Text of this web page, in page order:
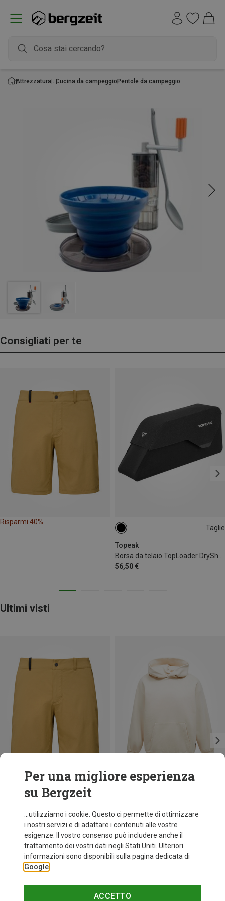
Attrezzatura Cucina da campeggioPentole da campeggio
Consigliati per te
Risparmi 40%
Taglie
Topeak
56,50 €
1L
Ultimi visti
Risparmi 40%
Per una migliore esperienza
su Bergzeit
...utilizziamo i cookie. Questo ci permette di ottimizzare
i nostri servizi e di adattare i contenuti alle vostre
esigenze. Il vostro consenso può includere anche il
trattamento dei vostri dati negli Stati Uniti. Ulteriori
informazioni sono disponibili sulla pagina dedicata di
Google
ACCETTO